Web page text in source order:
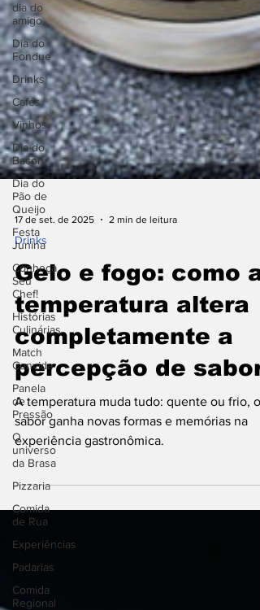
dia do
amigo
Dia do
Fondue
Drinks
Cafés
Vinhos
Dia do
Bacon
Dia do
Pão de
Queijo
Festa
Junina
Conheça
Seu
Chef!
Histórias
Culinárias
Match
Convida
Panela
de
Pressão
O
universo
da Brasa
Pizzaria
Comida
de Rua
Experiências
Padarias
Comida
Regional
17 de set. de 2025
Drinks
Gelo e fogo: como a
temperatura altera
completamente a
percepção de sabor
A temperatura muda tudo: quente ou frio, o
sabor ganha novas formas e memórias na
experiência gastronômica.